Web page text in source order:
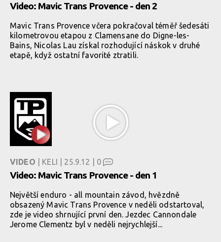
Video: Mavic Trans Provence - den 2
Mavic Trans Provence včera pokračoval téměř šedesáti
kilometrovou etapou z Clamensane do Digne-les-
Bains, Nicolas Lau získal rozhodující náskok v druhé
etapě, když ostatní favorité ztratili.
VIDEO | KELI | 25.9.12 | 0
Video: Mavic Trans Provence - den 1
Největší enduro - all mountain závod, hvězdně
obsazený Mavic Trans Provence v neděli odstartoval,
zde je video shrnující první den. Jezdec Cannondale
Jerome Clementz byl v neděli nejrychlejší...